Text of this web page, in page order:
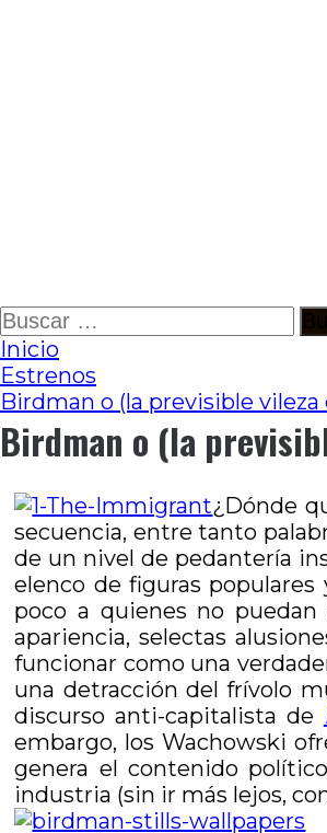
Ir
al
contenido
Buscar:
Inicio
Estrenos
Birdman o (la previsible
Birdman o (la
¿Dónde
secuencia, entre tanto
de un nivel de pedantería
elenco de figuras
poco a quienes no
apariencia, selectas
funcionar como una
una detracción del frívolo
discurso anti-capitalista de
embargo, los Wachowski
genera el contenido
industria (sin ir más lejos,